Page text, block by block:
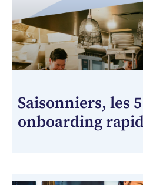
Saisonniers, les
onboarding